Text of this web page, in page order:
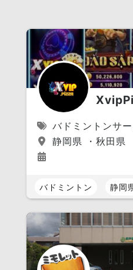
バドミントンサ
静岡県 ・秋田県
バドミントン 静岡